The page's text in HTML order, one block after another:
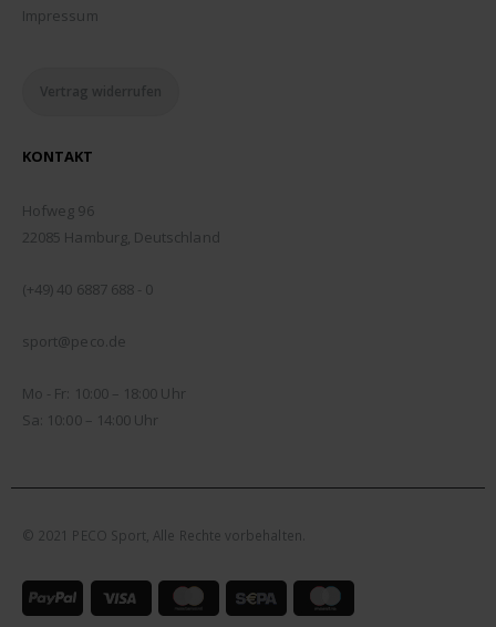
Impressum
Vertrag widerrufen
KONTAKT
Hofweg 96
22085 Hamburg, Deutschland
(+49) 40 6887 688 - 0
sport@peco.de
Mo - Fr: 10:00 – 18:00 Uhr
Sa: 10:00 – 14:00 Uhr
© 2021 PECO Sport, Alle Rechte vorbehalten.